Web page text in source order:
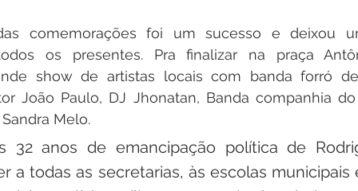
comemorações foi um sucesso e deixou
os presentes. Pra finalizar na praça
show de artistas locais com banda forró
João Paulo, DJ Jhonatan, Banda companhia
Melo.
32 anos de emancipação política de
a todas as secretarias, às escolas municipais